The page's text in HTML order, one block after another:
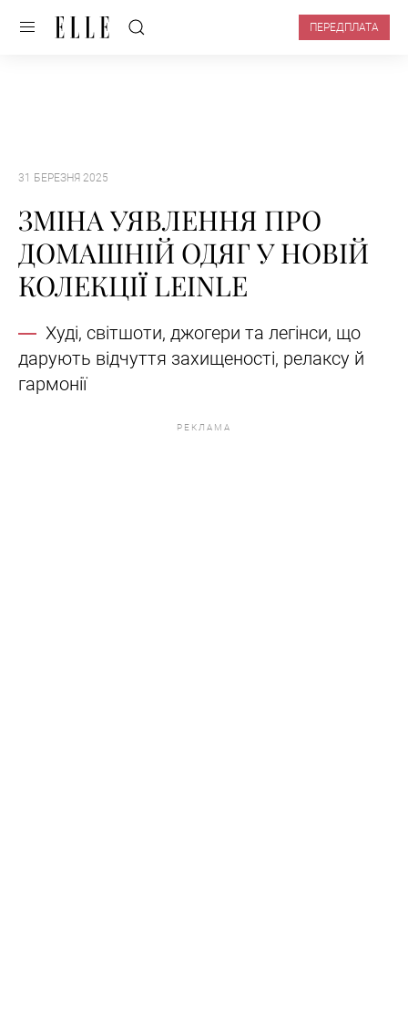
ПЕРЕДПЛАТА
31 БЕРЕЗНЯ 2025
ЗМІНА УЯВЛЕННЯ ПРО
ДОМАШНІЙ ОДЯГ У НОВІЙ
КОЛЕКЦІЇ LEINLE
Худі, світшоти, джогери та легінси, що
дарують відчуття захищеності, релаксу й
гармонії
РЕКЛАМА